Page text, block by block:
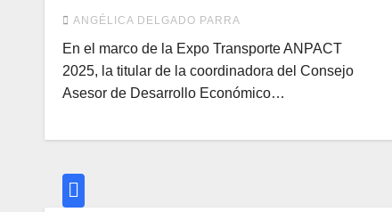
ANGÉLICA DELGADO PARRA
En el marco de la Expo Transporte ANPACT
2025, la titular de la coordinadora del Consejo
Asesor de Desarrollo Económico…